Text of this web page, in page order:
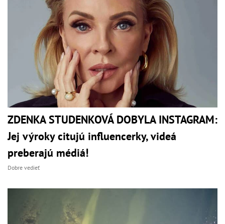
ZDENKA STUDENKOVÁ DOBYLA INSTAGRAM:
Jej výroky citujú influencerky, videá
preberajú médiá!
Dobre vedieť